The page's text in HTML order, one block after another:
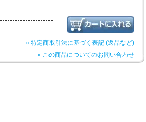
» 特定商取引法に基づく表記 (返品など)
» この商品についてのお問い合わせ